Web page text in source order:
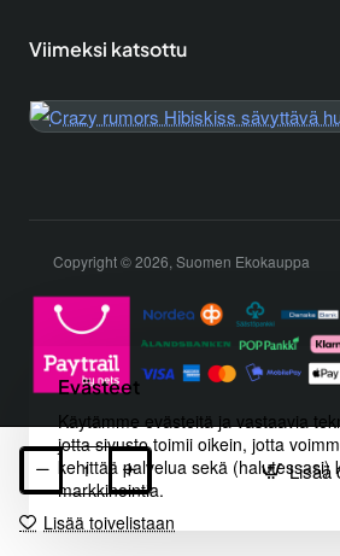
Evästeet
Käytämme evästeitä ja vastaavia
jotta sivusto toimii oikein, jotta
kehittää palvelua sekä (halutessasi)
markkinointia.
Lisää
Lisää toivelistaan
Viimeksi katsottu
Copyright © 2026, Suomen Ekokauppa